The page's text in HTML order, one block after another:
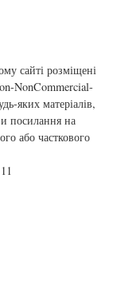
сайті розміщені
NonCommercial-
яких матеріалів,
посилання на
або часткового